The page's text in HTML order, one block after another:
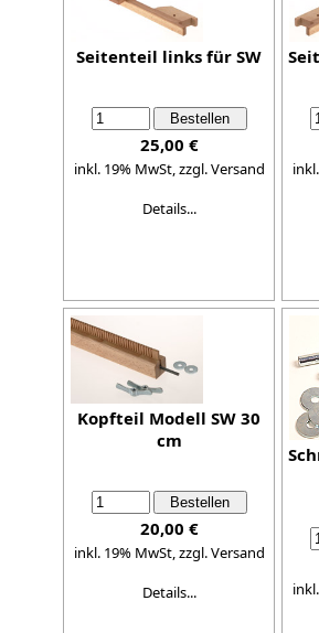
Seitenteil links für SW
25,00 €
inkl. 19% MwSt,zzgl. Versand
Details...
Kopfteil Modell SW 30
cm
20,00 €
inkl. 19% MwSt,zzgl. Versand
Details...